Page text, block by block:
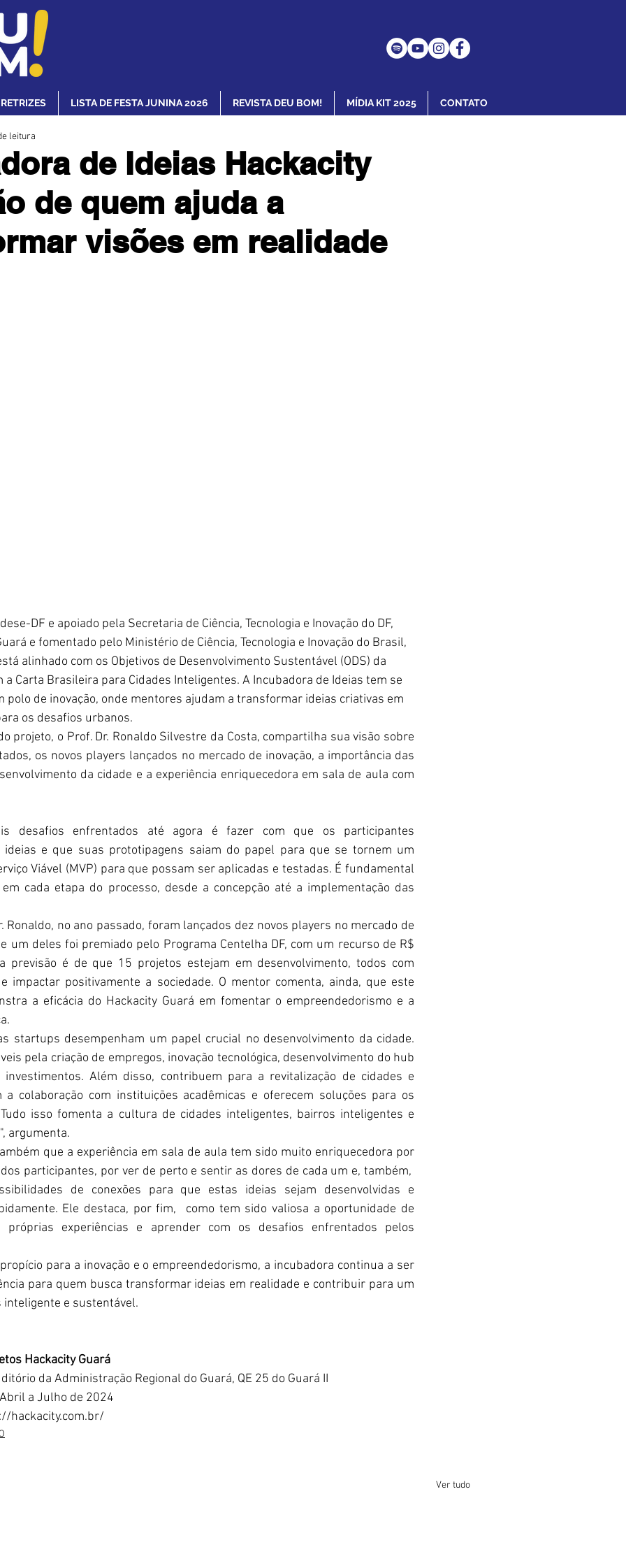
LISTA DE FESTA JUNINA 2026 REVISTA DEU BOM! MÍDIA KIT 2025 CONTATO
de Ideias Hackacity
de quem ajuda a
visões em realidade
leitura
DF e apoiado pela Secretaria de Ciência, Tecnologia e Inovação do DF,
e fomentado pelo Ministério de Ciência, Tecnologia e Inovação do Brasil,
alinhado com os Objetivos de Desenvolvimento Sustentável (ODS) da
a Carta Brasileira para Cidades Inteligentes. A Incubadora de Ideias tem se
polo de inovação, onde mentores ajudam a transformar ideias criativas em
os desafios urbanos.
projeto, o Prof. Dr. Ronaldo Silvestre da Costa, compartilha sua visão sobre
os novos players lançados no mercado de inovação, a importância das
da cidade e a experiência enriquecedora em sala de aula com
desafios enfrentados até agora é fazer com que os participantes
ideias e que suas prototipagens saiam do papel para que se tornem um
Viável (MVP) para que possam ser aplicadas e testadas. É fundamental
cada etapa do processo, desde a concepção até a implementação das
Ronaldo, no ano passado, foram lançados dez novos players no mercado de
um deles foi premiado pelo Programa Centelha DF, com um recurso de R$
previsão é de que 15 projetos estejam em desenvolvimento, todos com
impactar positivamente a sociedade. O mentor comenta, ainda, que este
a eficácia do Hackacity Guará em fomentar o empreendedorismo e a
startups desempenham um papel crucial no desenvolvimento da cidade.
pela criação de empregos, inovação tecnológica, desenvolvimento do hub
Além disso, contribuem para a revitalização de cidades e
a colaboração com instituições acadêmicas e oferecem soluções para os
isso fomenta a cultura de cidades inteligentes, bairros inteligentes e
argumenta.
que a experiência em sala de aula tem sido muito enriquecedora por
participantes, por ver de perto e sentir as dores de cada um e, também,
de conexões para que estas ideias sejam desenvolvidas e
Ele destaca, por fim,  como tem sido valiosa a oportunidade de
próprias experiências e aprender com os desafios enfrentados pelos
para a inovação e o empreendedorismo, a incubadora continua a ser
para quem busca transformar ideias em realidade e contribuir para um
e sustentável.
Hackacity Guará
da Administração Regional do Guará, QE 25 do Guará II
a Julho de 2024
hackacity.com.br/
Ver tudo